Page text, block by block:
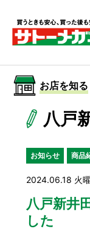
サトーメガ
サトーメガネにつ
お店を知
サービスを
お店を知る
八戸
お知らせ 商品
2024.06.18 火
八戸新井
した